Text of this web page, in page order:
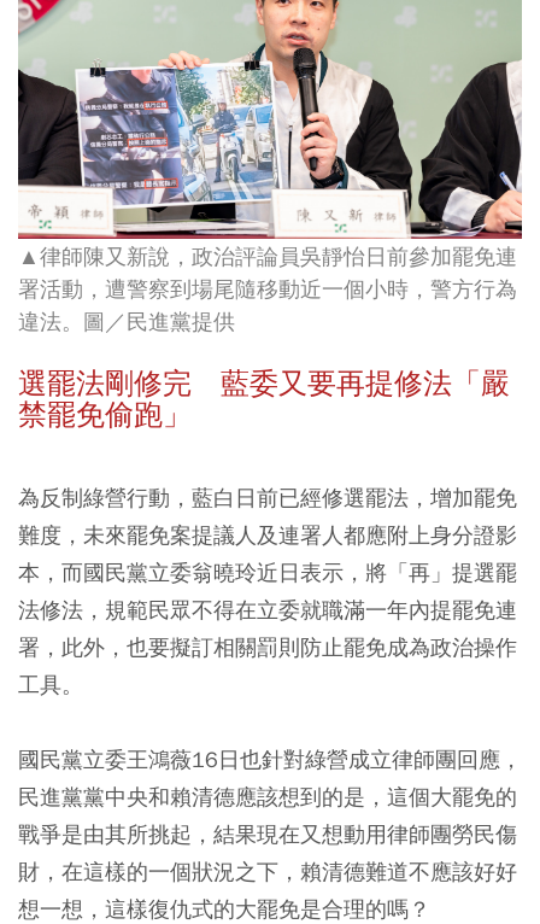
▲律師陳又新說，政治評論員吳靜怡日前參加罷免連
署活動，遭警察到場尾隨移動近一個小時，警方行為
違法。圖／民進黨提供
選罷法剛修完 藍委又要再提修法「嚴
禁罷免偷跑」
為反制綠營行動，藍白日前已經修選罷法，增加罷免
難度，未來罷免案提議人及連署人都應附上身分證影
本，而國民黨立委翁曉玲近日表示，將「再」提選罷
法修法，規範民眾不得在立委就職滿一年內提罷免連
署，此外，也要擬訂相關罰則防止罷免成為政治操作
工具。
國民黨立委王鴻薇16日也針對綠營成立律師團回應，
民進黨黨中央和賴清德應該想到的是，這個大罷免的
戰爭是由其所挑起，結果現在又想動用律師團勞民傷
財，在這樣的一個狀況之下，賴清德難道不應該好好
想一想，這樣復仇式的大罷免是合理的嗎？